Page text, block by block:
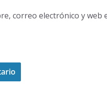
correo electrónico y web